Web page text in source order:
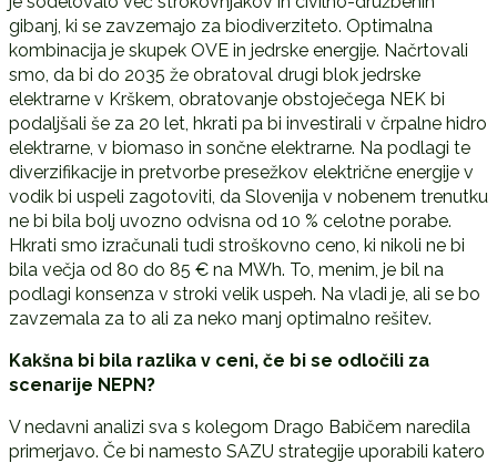
gibanj, ki se zavzemajo za biodiverziteto. Optimalna
kombinacija je skupek OVE in jedrske energije. Načrtovali
smo, da bi do 2035 že obratoval drugi blok jedrske
elektrarne v Krškem, obratovanje obstoječega NEK bi
podaljšali še za 20 let, hkrati pa bi investirali v črpalne hidro
elektrarne, v biomaso in sončne elektrarne. Na podlagi te
diverzifikacije in pretvorbe presežkov električne energije v
vodik bi uspeli zagotoviti, da Slovenija v nobenem trenutku
ne bi bila bolj uvozno odvisna od 10 % celotne porabe.
Hkrati smo izračunali tudi stroškovno ceno, ki nikoli ne bi
bila večja od 80 do 85 € na MWh. To, menim, je bil na
podlagi konsenza v stroki velik uspeh. Na vladi je, ali se bo
zavzemala za to ali za neko manj optimalno rešitev.
Kakšna bi bila razlika v ceni, če bi se odločili za
scenarije NEPN?
V nedavni analizi sva s kolegom Drago Babičem naredila
primerjavo. Če bi namesto SAZU strategije uporabili katero